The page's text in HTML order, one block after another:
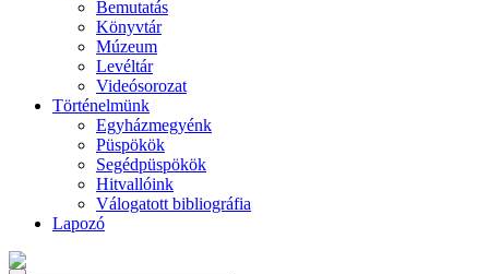
Bemutatás
Könyvtár
Múzeum
Levéltár
Videósorozat
Történelmünk
Egyházmegyénk
Püspökök
Segédpüspökök
Hitvallóink
Válogatott bibliográfia
Lapozó